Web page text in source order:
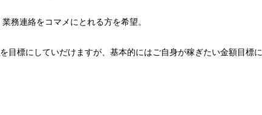
務連絡をコマメにとれる方を希望。
目標にしていだけますが、基本的にはご自身が稼ぎたい金額目標に